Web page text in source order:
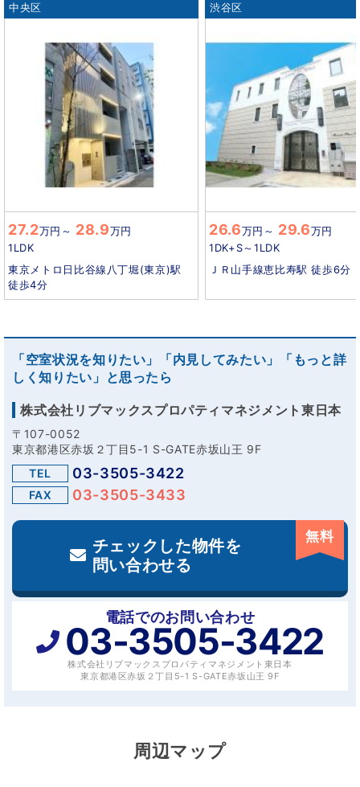
中央区
27.2万円 ～ 28.9万円
1LDK
東京メトロ日比谷線八丁堀(東京)駅
徒歩4分
渋谷区
26.6万円 ～ 29.6万円
1DK+S～1LDK
ＪＲ山手線恵比寿駅 徒歩6分
「空室状況を知りたい」「内見してみたい」「もっと詳
しく知りたい」と思ったら
株式会社リブマックスプロパティマネジメント東日本
〒107-0052
東京都港区赤坂２丁目5-1 S-GATE赤坂山王 9F
TEL
03-3505-3422
FAX 03-3505-3433
チェックした物件を
問い合わせる
無料
電話でのお問い合わせ
03-3505-3422
株式会社リブマックスプロパティマネジメント東日本
東京都港区赤坂２丁目5-1 S-GATE赤坂山王 9F
周辺マップ